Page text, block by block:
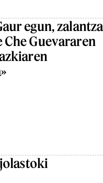
egun,
Guevararen